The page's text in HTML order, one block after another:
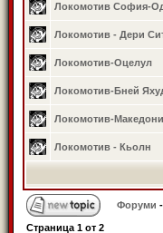
Локомотив София-
Локомотив - Дери
Локомотив-Оцелул
Локомотив-Бней
Локомотив-
Локомотив - Кьолн
Форуми
Страница 1 от 2